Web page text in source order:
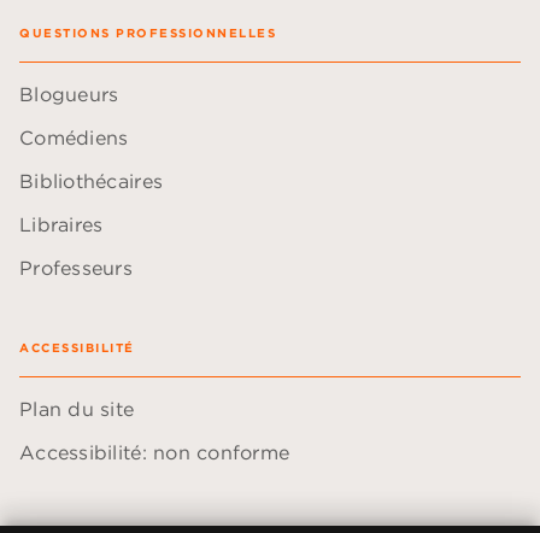
QUESTIONS PROFESSIONNELLES
Blogueurs
Comédiens
Bibliothécaires
Libraires
Professeurs
ACCESSIBILITÉ
Plan du site
Accessibilité: non conforme